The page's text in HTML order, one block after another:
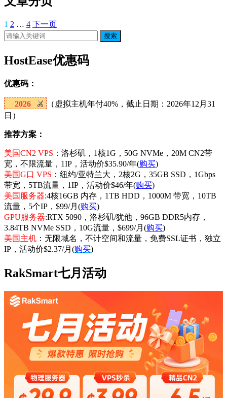
1 2 … 4 下一页
搜索
HostEase优惠码
优惠码：
2026
（虚拟主机年付40%，截止日期：2026年12月31
日）
推荐方案：
美国CN2 VPS ：洛杉矶，1核1G，50G NVMe，20M CN2带
宽，不限流量，1IP，活动价$35.90/年(购买)
美国G口 VPS ：纽约/亚特兰大，2核2G，35GB SSD，1Gbps
带宽，5TB流量，1IP，活动价$46/年(购买)
美国服务器:4核16GB 内存，1TB HDD，1000M 带宽，10TB
流量，5个IP，$99/月(购买)
GPU服务器:RTX 5090，洛杉矶/犹他，96GB DDR5内存，
3.84TB NVMe SSD，10G流量，$699/月(购买)
美国主机 ：无限域名，不计空间和流量，免费SSL证书，独立
IP，活动价$2.37/月(购买)
RakSmart七月活动